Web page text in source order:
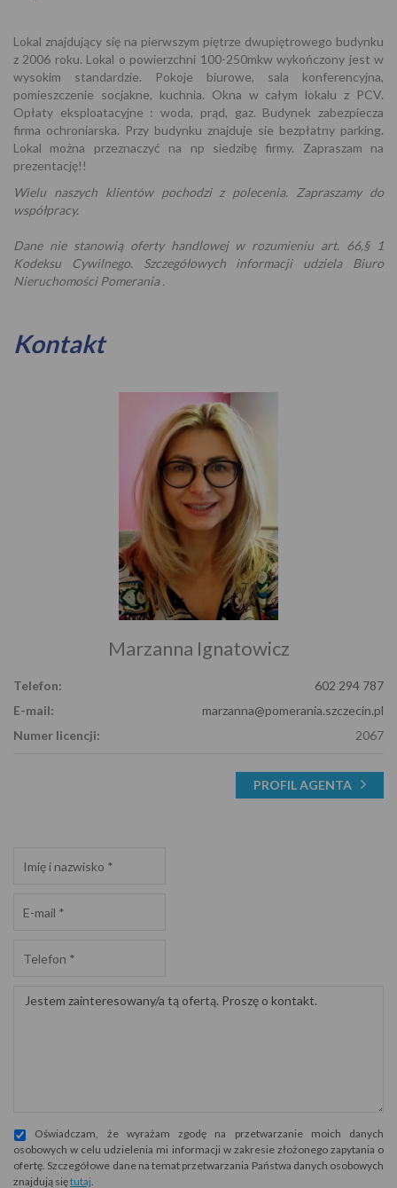
Lokal znajdujący się na pierwszym piętrze dwupiętrowego budynku
z 2006 roku. Lokal o powierzchni 100-250mkw wykończony jest w
wysokim standardzie. Pokoje biurowe, sala konferencyjna,
pomieszczenie socjakne, kuchnia. Okna w całym lokalu z PCV.
Opłaty eksploatacyjne : woda, prąd, gaz. Budynek zabezpiecza
firma ochroniarska. Przy budynku znajduje sie bezpłatny parking.
Lokal można przeznaczyć na np siedzibę firmy. Zapraszam na
prezentację!!
Wielu naszych klientów pochodzi z polecenia. Zapraszamy do
współpracy.
Dane nie stanowią oferty handlowej w rozumieniu art. 66,§ 1
Kodeksu Cywilnego. Szczegółowych informacji udziela Biuro
Nieruchomości Pomerania .
Kontakt
Marzanna Ignatowicz
Telefon:
602 294 787
E-mail:
marzanna@pomerania.szczecin.pl
Numer licencji:
2067
PROFIL AGENTA
Oświadczam, że wyrażam zgodę na przetwarzanie moich danych
osobowych w celu udzielenia mi informacji w zakresie złożonego zapytania o
ofertę. Szczegółowe dane na temat przetwarzania Państwa danych osobowych
znajdują siętutaj.